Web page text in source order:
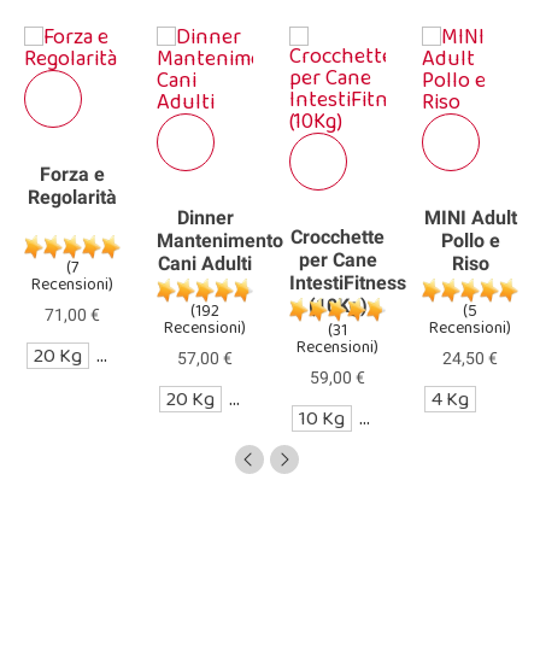
DA 3kg
Forza e
Regolarità
(7
Recensioni)
71,00 €
20 Kg CAMPIONE DA 3kg
Dinner
Mantenimento
Cani Adulti
(192
Recensioni)
57,00 €
20 Kg CAMPIONE DA 3kg
Crocchette
per Cane
IntestiFitness
(10Kg)
(31
Recensioni)
59,00 €
10 Kg CAMPIONE DA 3kg
MINI Adult
Pollo e
Riso
(5
Recensioni)
24,50 €
4 Kg